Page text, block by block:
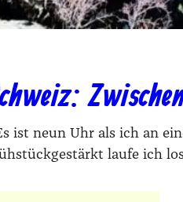
ist neun Uhr als ich an
lau­fe ich